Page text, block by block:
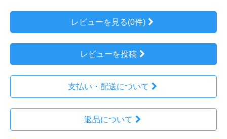
レビューを見る(0件)
レビューを投稿
支払い・配送について
返品について